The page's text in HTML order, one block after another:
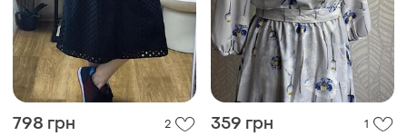
798 грн 2 359 грн 1